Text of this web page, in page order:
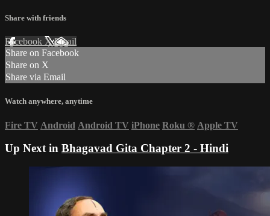
Share with friends
Facebook XEmail
Share on Facebook
Share on X
Share via Email
Watch anywhere, anytime
Fire TV Android Android TV iPhone Roku ® Apple TV
Up Next in Bhagavad Gita Chapter 2 - Hindi